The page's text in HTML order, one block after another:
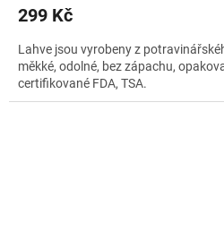
299 Kč
Lahve jsou vyrobeny z
měkké, odolné, bez zápachu,
certifikované FDA, TSA.